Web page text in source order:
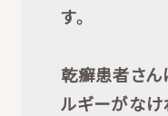
す。
乾癬患者さん
ルギーがな